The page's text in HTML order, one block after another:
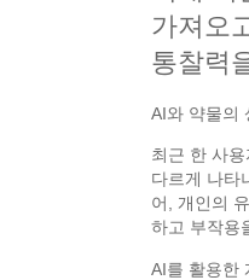
가져오
통찰력
AI와 약물의
최근 한 사
다르게 나타
어, 개인의
하고 부작용
AI를 활용한